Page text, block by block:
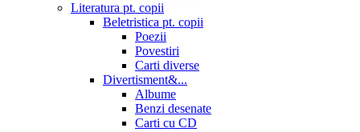
Literatura pt. copii
Beletristica pt. copii
Poezii
Povestiri
Carti diverse
Divertisment&...
Albume
Benzi desenate
Carti cu CD